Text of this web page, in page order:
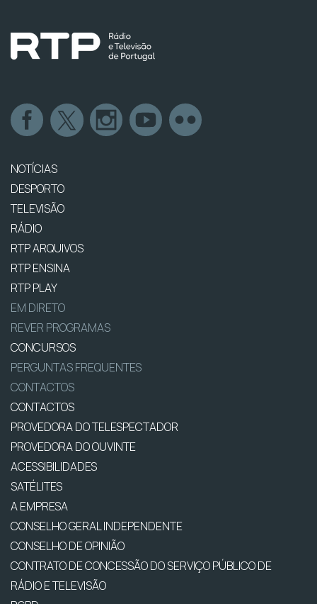
NOTÍCIAS
DESPORTO
TELEVISÃO
RÁDIO
RTP ARQUIVOS
RTP ENSINA
RTP PLAY
EM DIRETO
REVER PROGRAMAS
CONCURSOS
PERGUNTAS FREQUENTES
CONTACTOS
CONTACTOS
PROVEDORA DO TELESPECTADOR
PROVEDORA DO OUVINTE
ACESSIBILIDADES
SATÉLITES
A EMPRESA
CONSELHO GERAL INDEPENDENTE
CONSELHO DE OPINIÃO
CONTRATO DE CONCESSÃO DO SERVIÇO PÚBLICO DE
RÁDIO E TELEVISÃO